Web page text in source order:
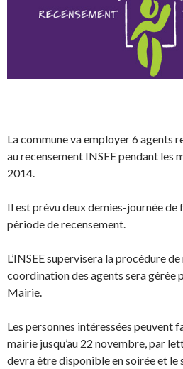
La commune va employer 6 agents
au recensement INSEE pendant les
2014.
Il est prévu deux demies-journée
période de recensement.
L’INSEE supervisera la procédure
coordination des agents sera gérée
Mairie.
Les personnes intéressées peuvent
mairie jusqu’au 22 novembre, par
devra être disponible en soirée et le